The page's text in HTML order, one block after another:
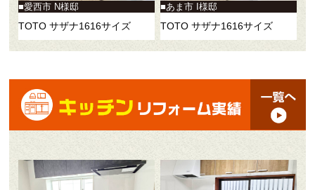
愛西市 N様邸
TOTO サザナ1616サイズ
あま市 I様邸
TOTO サザナ1616サイズ